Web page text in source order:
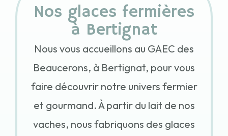
Nos glaces fermières
à Bertignat
Nous vous accueillons au GAEC des
Beaucerons, à Bertignat, pour vous
faire découvrir notre univers fermier
et gourmand. À partir du lait de nos
vaches, nous fabriquons des glaces